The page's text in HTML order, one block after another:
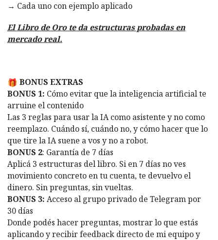
→ Cada uno con ejemplo aplicado
El Libro de Oro te da estructuras probadas en
mercado real.
BONUS EXTRAS
BONUS 1: Cómo evitar que la inteligencia artificial te
arruine el contenido
Las 3 reglas para usar la IA como asistente y no como
reemplazo. Cuándo sí, cuándo no, y cómo hacer que lo
que tire la IA suene a vos y no a robot.
BONUS 2: Garantía de 7 días
Aplicá 3 estructuras del libro. Si en 7 días no ves
movimiento concreto en tu cuenta, te devuelvo el
dinero. Sin preguntas, sin vueltas.
BONUS 3: Acceso al grupo privado de Telegram por
30 días
Donde podés hacer preguntas, mostrar lo que estás
aplicando y recibir feedback directo de mi equipo y